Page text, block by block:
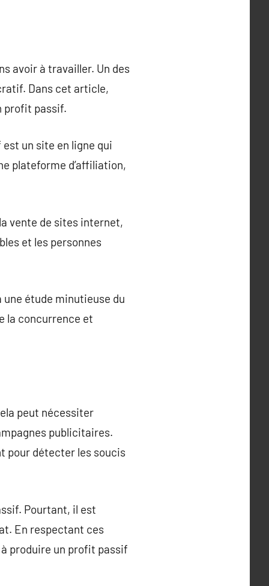
avoir à travailler. Un des
Dans cet article,
profit passif.
un site en ligne qui
plateforme d’affiliation,
vente de sites internet,
et les personnes
étude minutieuse du
la concurrence et
peut nécessiter
publicitaires.
pour détecter les soucis
Pourtant, il est
En respectant ces
produire un profit passif